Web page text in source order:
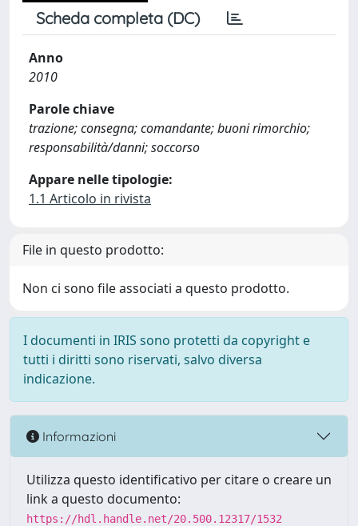
Scheda completa (DC)
Anno
2010
Parole chiave
trazione; consegna; comandante; buoni rimorchio;
responsabilità/danni; soccorso
Appare nelle tipologie:
1.1 Articolo in rivista
File in questo prodotto:
Non ci sono file associati a questo prodotto.
I documenti in IRIS sono protetti da copyright e
tutti i diritti sono riservati, salvo diversa
indicazione.
Informazioni
Utilizza questo identificativo per citare o creare un
link a questo documento:
https://hdl.handle.net/20.500.12317/1532